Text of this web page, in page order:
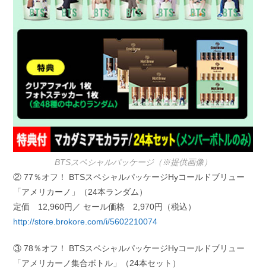
BTSスペシャルパッケージ（※提供画像）
② 77％オフ！ BTSスペシャルパッケージHyコールドブリュー
「アメリカーノ」（24本ランダム）
定価 12,960円／ セール価格 2,970円（税込）
http://store.brokore.com/i/5602210074
③ 78％オフ！ BTSスペシャルパッケージHyコールドブリュー
「アメリカーノ集合ボトル」（24本セット）